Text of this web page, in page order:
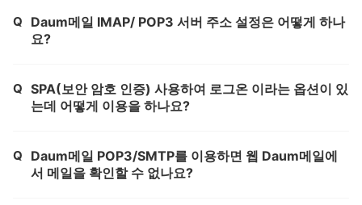
Q
Daum메일 IMAP/ POP3 서버 주소 설정은 어떻게 하나
요?
Q SPA(보안 암호 인증) 사용하여 로그온 이라는 옵션이 있
는데 어떻게 이용을 하나요?
Q
Daum메일 POP3/SMTP를 이용하면 웹 Daum메일에
서 메일을 확인할 수 없나요?